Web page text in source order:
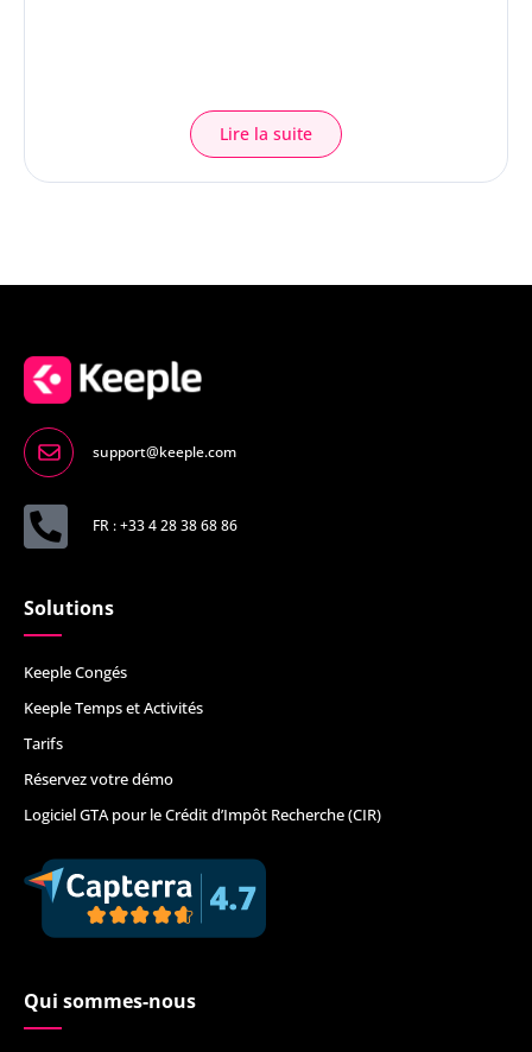
Lire la suite
support@keeple.com
FR : +33 4 28 38 68 86
Solutions
Keeple Congés
Keeple Temps et Activités
Tarifs
Réservez votre démo
Logiciel GTA pour le Crédit d’Impôt Recherche (CIR)
Qui sommes-nous